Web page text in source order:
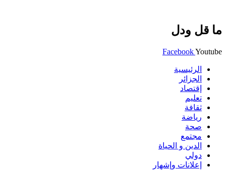
ما قل ودل
FacebookYoutube
الرئيسية
الجزائر
إقتصاد
تعليم
ثقافة
رياضة
صحة
مجتمع
الدين و الحياة
دولي
إعلانات وإشهار